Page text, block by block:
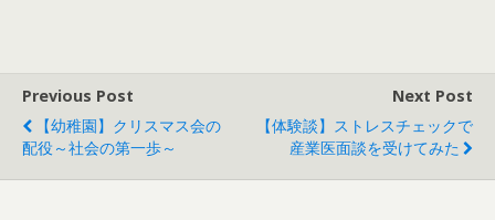
Previous Post
【幼稚園】クリスマス会の
配役～社会の第一歩～
Next Post
【体験談】ストレスチェックで
産業医面談を受けてみた